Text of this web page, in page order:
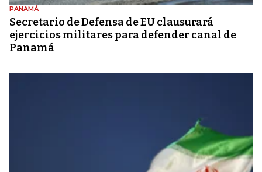
PANAMÁ
Secretario de Defensa de EU clausurará
ejercicios militares para defender canal de
Panamá